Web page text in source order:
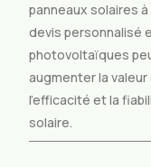
panneaux solaires
devis personnalisé
photovoltaïques
augmenter la
l’efficacité et la
solaire.